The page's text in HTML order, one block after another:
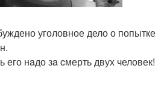
уголовное дело о попытке
его нaдо зa cмерть двух человек!